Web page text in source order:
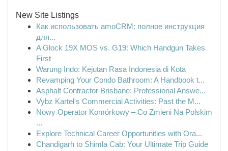
New Site Listings
Как использовать amoCRM: полное инструкция
для...
A Glock 19X MOS vs. G19: Which Handgun Takes
First
Warung Indo: Kejutan Rasa Indonesia di Kota
Revamping Your Condo Bathroom: A Handbook t...
Asphalt Contractor Brisbane: Professional Answe...
Vybz Kartel's Commercial Activities: Past the M...
Nowy Operator Komórkowy – Co Zmieni Na Polskim
...
Explore Technical Career Opportunities with Ora...
Chandigarh to Shimla Cab: Your Ultimate Trip Guide